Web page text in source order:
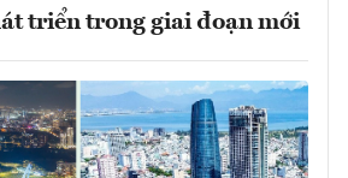
triển trong giai đoạn mới